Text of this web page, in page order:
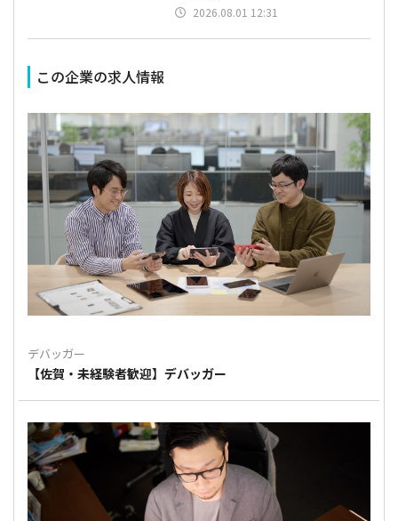
2026.08.01 12:31
この企業の求人情報
デバッガー
【佐賀・未経験者歓迎】デバッガー